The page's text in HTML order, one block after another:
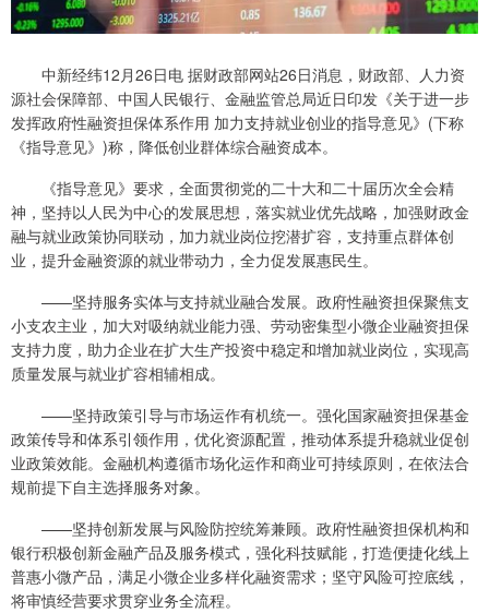
中新经纬12月26日电 据财政部网站26日消息，财政部、人力资
源社会保障部、中国人民银行、金融监管总局近日印发《关于进一步
发挥政府性融资担保体系作用 加力支持就业创业的指导意见》(下称
《指导意见》)称，降低创业群体综合融资成本。
《指导意见》要求，全面贯彻党的二十大和二十届历次全会精
神，坚持以人民为中心的发展思想，落实就业优先战略，加强财政金
融与就业政策协同联动，加力就业岗位挖潜扩容，支持重点群体创
业，提升金融资源的就业带动力，全力促发展惠民生。
——坚持服务实体与支持就业融合发展。政府性融资担保聚焦支
小支农主业，加大对吸纳就业能力强、劳动密集型小微企业融资担保
支持力度，助力企业在扩大生产投资中稳定和增加就业岗位，实现高
质量发展与就业扩容相辅相成。
——坚持政策引导与市场运作有机统一。强化国家融资担保基金
政策传导和体系引领作用，优化资源配置，推动体系提升稳就业促创
业政策效能。金融机构遵循市场化运作和商业可持续原则，在依法合
规前提下自主选择服务对象。
——坚持创新发展与风险防控统筹兼顾。政府性融资担保机构和
银行积极创新金融产品及服务模式，强化科技赋能，打造便捷化线上
普惠小微产品，满足小微企业多样化融资需求；坚守风险可控底线，
将审慎经营要求贯穿业务全流程。